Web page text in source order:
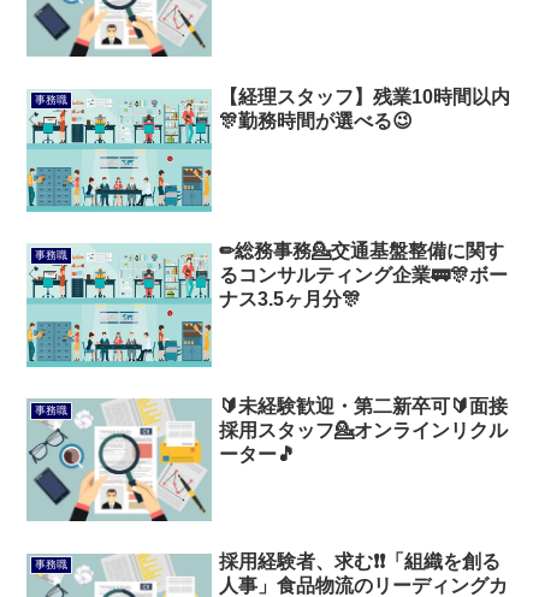
事務職
【経理スタッフ】残業10時間以内
🎊勤務時間が選べる😉
事務職
✏総務事務💁交通基盤整備に関す
るコンサルティング企業🚃🎊ボー
ナス3.5ヶ月分🎊
事務職
🔰未経験歓迎・第二新卒可🔰面接
採用スタッフ💁オンラインリクル
ーター🎵
事務職
採用経験者、求む❗❗「組織を創る
人事」食品物流のリーディングカ